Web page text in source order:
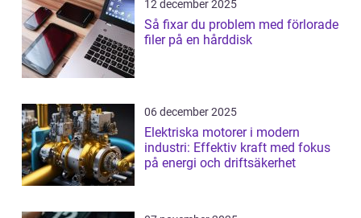
12 december 2025
Så fixar du problem med förlorade
filer på en hårddisk
06 december 2025
Elektriska motorer i modern
industri: Effektiv kraft med fokus
på energi och driftsäkerhet